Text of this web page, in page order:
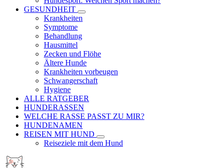
GESUNDHEIT
Krankheiten
Symptome
Behandlung
Hausmittel
Zecken und Flöhe
Ältere Hunde
Krankheiten vorbeugen
Schwangerschaft
Hygiene
ALLE RATGEBER
HUNDERASSEN
WELCHE RASSE PASST ZU MIR?
HUNDENAMEN
REISEN MIT HUND
Reiseziele mit dem Hund